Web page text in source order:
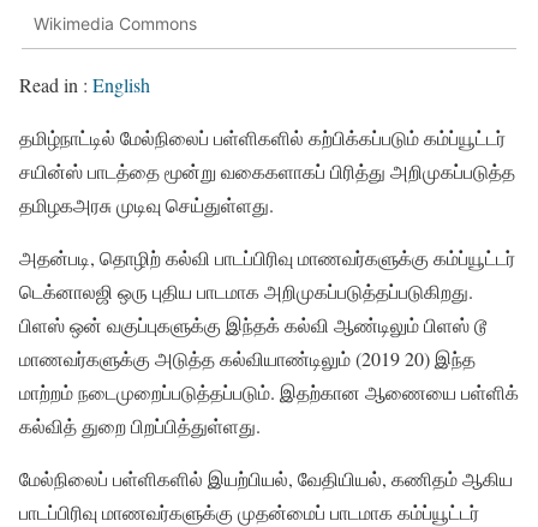
Wikimedia Commons
Read in : English
தமிழ்நாட்டில் மேல்நிலைப் பள்ளிகளில் கற்பிக்கப்படும் கம்ப்யூட்டர்
சயின்ஸ் பாடத்தை மூன்று வகைகளாகப் பிரித்து அறிமுகப்படுத்த
தமிழகஅரசு முடிவு செய்துள்ளது.
அதன்படி, தொழிற் கல்வி பாடப்பிரிவு மாணவர்களுக்கு கம்ப்யூட்டர்
டெக்னாலஜி ஒரு புதிய பாடமாக அறிமுகப்படுத்தப்படுகிறது.
பிளஸ் ஒன் வகுப்புகளுக்கு இந்தக் கல்வி ஆண்டிலும் பிளஸ் டூ
மாணவர்களுக்கு அடுத்த கல்வியாண்டிலும் (2019 20) இந்த
மாற்றம் நடைமுறைப்படுத்தப்படும். இதற்கான ஆணையை பள்ளிக்
கல்வித் துறை பிறப்பித்துள்ளது.
மேல்நிலைப் பள்ளிகளில் இயற்பியல், வேதியியல், கணிதம் ஆகிய
பாடப்பிரிவு மாணவர்களுக்கு முதன்மைப் பாடமாக கம்ப்யூட்டர்